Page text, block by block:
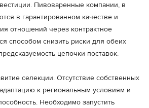
Пивоваренные компании, в
в гарантированном качестве и
отношений через контрактное
способом снизить риски для обеих
цепочки поставок.
селекции. Отсутствие собственных
к региональным условиям и
Необходимо запустить